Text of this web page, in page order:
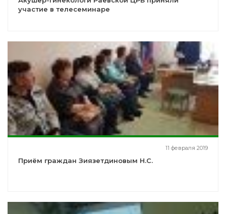
участие в телесеминаре
11 февраля 2019
Приём граждан Зиязетдиновым Н.С.